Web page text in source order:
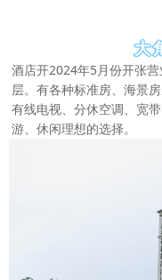
大
酒店开2024年5月份开张
层。有各种标准房、海景
有线电视、分休空调、宽
游、休闲理想的选择。